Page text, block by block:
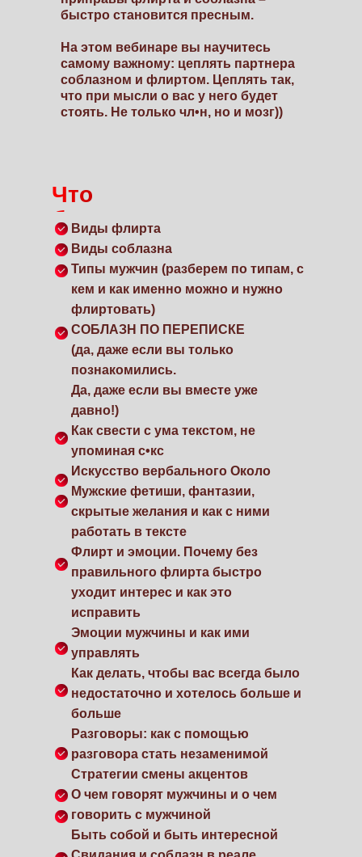
быстро становится пресным.
На этом вебинаре вы научитесь
самому важному: цеплять партнера
соблазном и флиртом. Цеплять так,
что при мысли о вас у него будет
стоять. Не только чл•н, но и мозг))
Что
будет:
Виды флирта
Виды соблазна
Типы мужчин (разберем по типам, с
кем и как именно можно и нужно
флиртовать)
СОБЛАЗН ПО ПЕРЕПИСКЕ
(да, даже если вы только
познакомились.
Да, даже если вы вместе уже
давно!)
Как свести с ума текстом, не
упоминая с•кс
Искусство вербального Около
Мужские фетиши, фантазии,
скрытые желания и как с ними
работать в тексте
Флирт и эмоции. Почему без
правильного флирта быстро
уходит интерес и как это
исправить
Эмоции мужчины и как ими
управлять
Как делать, чтобы вас всегда было
недостаточно и хотелось больше и
больше
Разговоры: как с помощью
разговора стать незаменимой
Стратегии смены акцентов
О чем говорят мужчины и о чем
говорить с мужчиной
Быть собой и быть интересной